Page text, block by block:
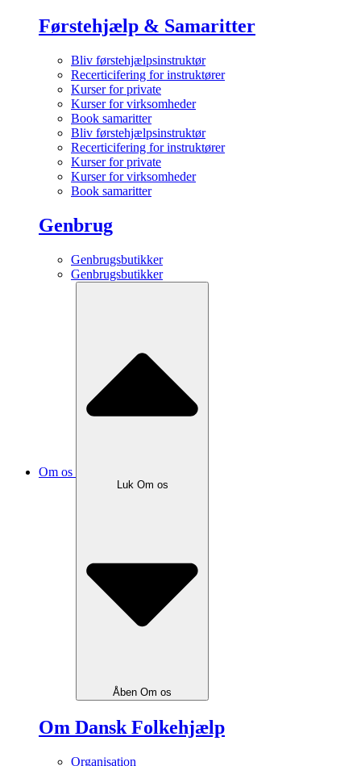
Førstehjælp & Samaritter
Bliv førstehjælpsinstruktør
Recerticifering for instruktører
Kurser for private
Kurser for virksomheder
Book samaritter
Bliv førstehjælpsinstruktør
Recerticifering for instruktører
Kurser for private
Kurser for virksomheder
Book samaritter
Genbrug
Genbrugsbutikker
Genbrugsbutikker
Om os
Luk Om os
Åben Om os
Om Dansk Folkehjælp
Organisation